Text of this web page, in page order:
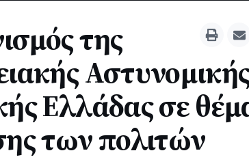
της
Ελλάδας σε
των πολιτών